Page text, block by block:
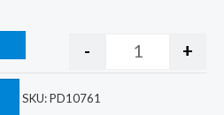
- +
SKU:PD10761